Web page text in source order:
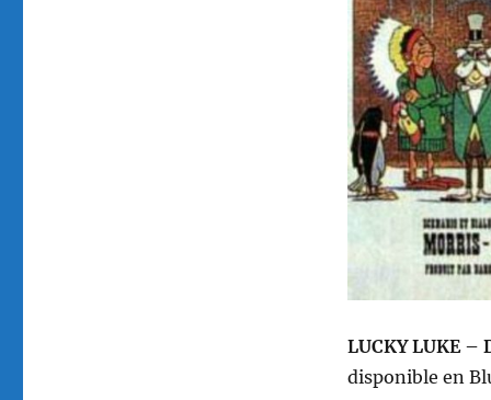
LUCKY LUKE –
disponible en